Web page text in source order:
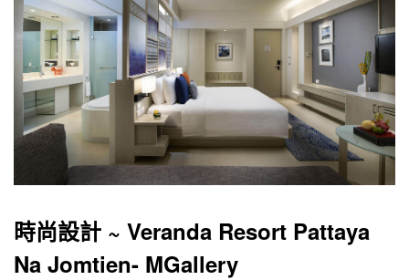
時尚設計 ~ Veranda Resort Pattaya
Na Jomtien- MGallery